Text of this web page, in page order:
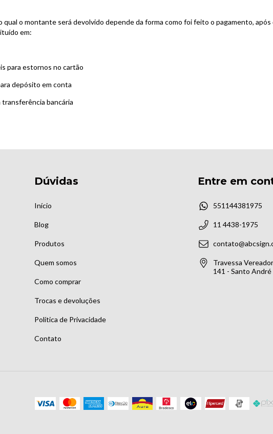
qual o montante será devolvido depende da forma como foi feito o pagamento,
em:
para estornos no cartão
depósito em conta
transferência bancária
Dúvidas
Início
Blog
Produtos
Quem somos
Como comprar
Trocas e devoluções
Política de Privacidade
Contato
Entre em
551144381975
11 4438-1975
Travessa
141 - Santo André